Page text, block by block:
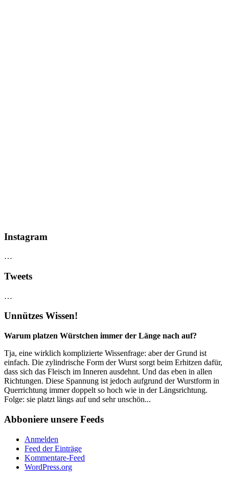
Instagram
…
Tweets
…
Unnützes Wissen!
Warum platzen Würstchen immer der Länge nach auf?
Tja, eine wirklich komplizierte Wissenfrage: aber der Grund ist
einfach. Die zylindrische Form der Wurst sorgt beim Erhitzen dafür,
dass sich das Fleisch im Inneren ausdehnt. Und das eben in allen
Richtungen. Diese Spannung ist jedoch aufgrund der Wurstform in
Querrichtung immer doppelt so hoch wie in der Längsrichtung.
Folge: sie platzt längs auf und sehr unschön...
Abboniere unsere Feeds
Anmelden
Feed der Einträge
Kommentare-Feed
WordPress.org